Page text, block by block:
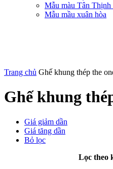
Mẫu màu Tân Thịnh
Mẫu mầu xuân hòa
Trang chủ Ghế khung thép the
Ghế khung
Giá giảm dần
Giá tăng dần
Bỏ lọc
Lọc theo